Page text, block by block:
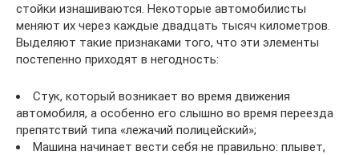
стойки изнашиваются. Некоторые автомобилисты
меняют их через каждые двадцать тысяч километров.
Выделяют такие признаками того, что эти элементы
постепенно приходят в негодность:
Стук, который возникает во время движения
автомобиля, а особенно его слышно во время переезда
препятствий типа «лежачий полицейский»;
Машина начинает вести себя не правильно: плывет,